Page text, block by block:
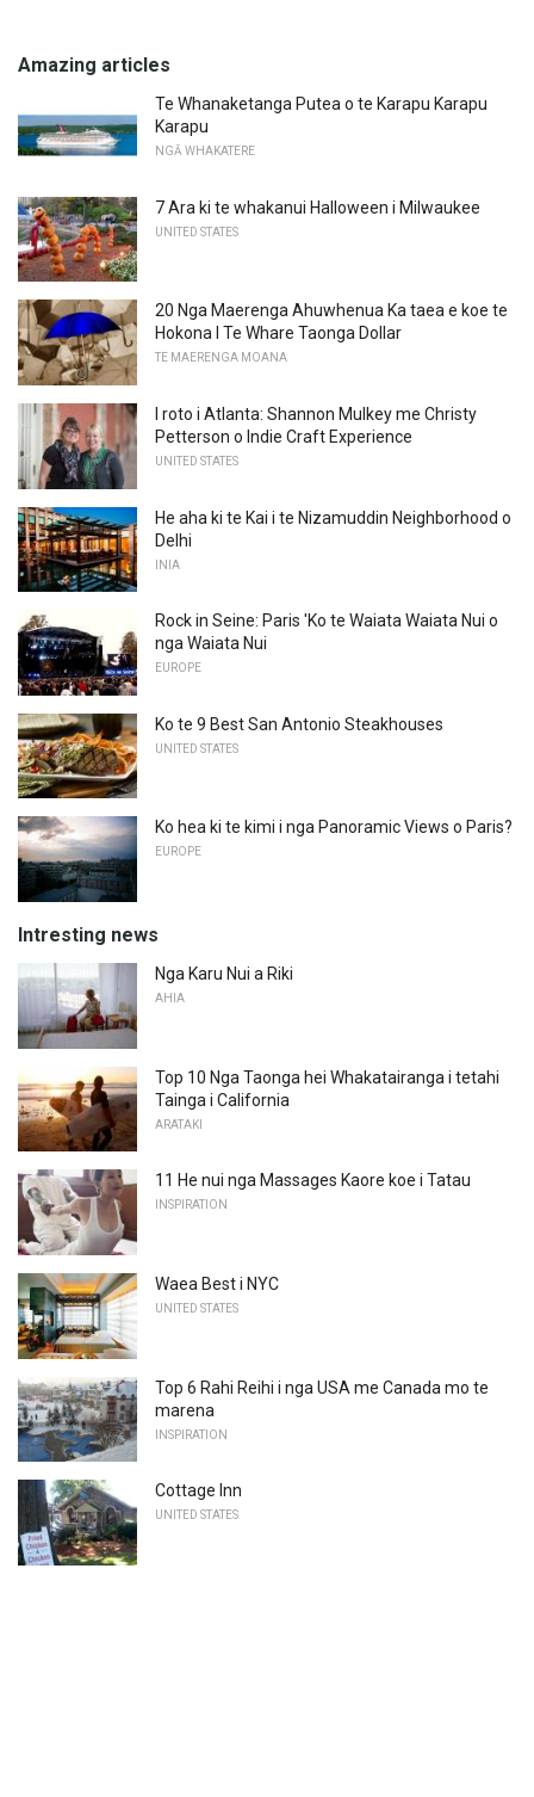
Amazing articles
Te Whanaketanga Putea o te Karapu Karapu
Karapu
NGĀ WHAKATERE
7 Ara ki te whakanui Halloween i Milwaukee
UNITED STATES
20 Nga Maerenga Ahuwhenua Ka taea e koe te
Hokona I Te Whare Taonga Dollar
TE MAERENGA MOANA
I roto i Atlanta: Shannon Mulkey me Christy
Petterson o Indie Craft Experience
UNITED STATES
He aha ki te Kai i te Nizamuddin Neighborhood o
Delhi
INIA
Rock in Seine: Paris 'Ko te Waiata Waiata Nui o
nga Waiata Nui
EUROPE
Ko te 9 Best San Antonio Steakhouses
UNITED STATES
Ko hea ki te kimi i nga Panoramic Views o Paris?
EUROPE
Intresting news
Nga Karu Nui a Riki
AHIA
Top 10 Nga Taonga hei Whakatairanga i tetahi
Tainga i California
ARATAKI
11 He nui nga Massages Kaore koe i Tatau
INSPIRATION
Waea Best i NYC
UNITED STATES
Top 6 Rahi Reihi i nga USA me Canada mo te
marena
INSPIRATION
Cottage Inn
UNITED STATES